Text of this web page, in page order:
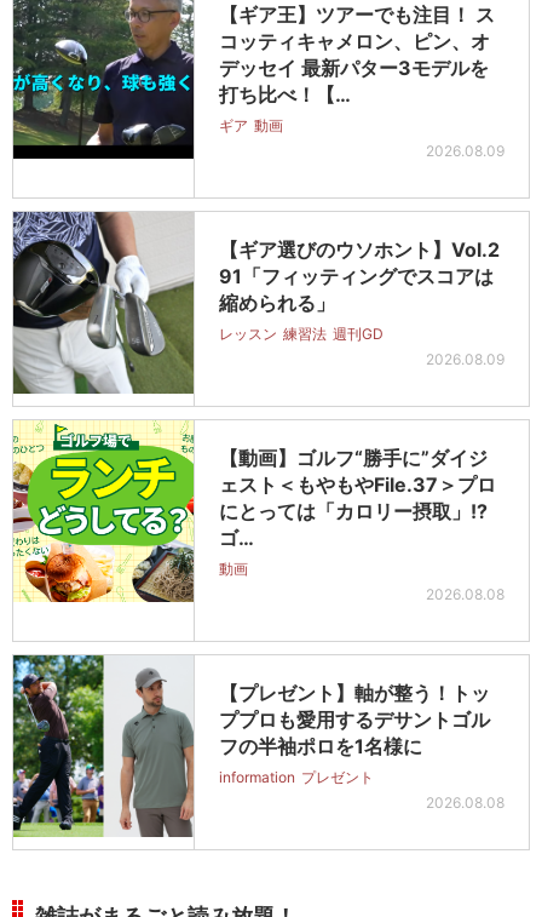
【ギア王】ツアーでも注目！ ス
コッティキャメロン、ピン、オ
デッセイ 最新パター3モデルを
打ち比べ！【…
ギア 動画
2026.08.09
【ギア選びのウソホント】Vol.2
91「フィッティングでスコアは
縮められる」
レッスン 練習法 週刊GD
2026.08.09
【動画】ゴルフ“勝手に”ダイジ
ェスト＜もやもやFile.37＞プロ
にとっては「カロリー摂取」!?
ゴ…
動画
2026.08.08
【プレゼント】軸が整う！トッ
ププロも愛用するデサントゴル
フの半袖ポロを1名様に
information プレゼント
2026.08.08